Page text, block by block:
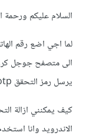
السلام عليكم ورحمة
لما اجي اضع رقم
الى متصفح جوجل
يرسل رمز التحقق otp
كيف يمكنني ازالة
الاندرويد وانا